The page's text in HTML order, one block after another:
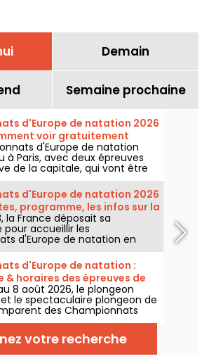
Demain
Semaine prochaine
d'Europe de natation 2026
voir gratuitement
?
d'Europe de natation
à Paris, avec deux épreuves
de la capitale, qui vont être
au grand public ! Comment
compétitions en eau libre et le
haut vol, au mois d'août
d'Europe de natation 2026
programme, les infos sur la
la France déposait sa
accueillir les
d'Europe de natation en
au 16 août, le Centre
vous attend pour
nageurs. Voici toutes les
à connaître sur la compétition
!
d'Europe de natation :
& horaires des épreuves de
de haut vol
8 août 2026, le plongeon
le spectaculaire plongeon de
des Championnats
natation. Entre le bassin
Saint-Denis et le cadre
Seine, les meilleurs plongeurs
vont s'élancer pour des figures
votre recherche